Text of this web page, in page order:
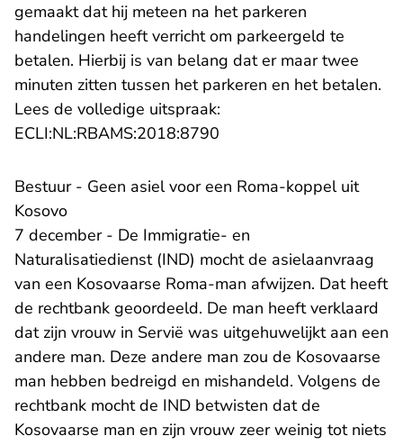
gemaakt dat hij meteen na het parkeren
handelingen heeft verricht om parkeergeld te
betalen. Hierbij is van belang dat er maar twee
minuten zitten tussen het parkeren en het betalen.
Lees de volledige uitspraak:
ECLI:NL:RBAMS:2018:8790
Bestuur - Geen asiel voor een Roma-koppel uit
Kosovo
7 december - De Immigratie- en
Naturalisatiedienst (IND) mocht de asielaanvraag
van een Kosovaarse Roma-man afwijzen. Dat heeft
de rechtbank geoordeeld. De man heeft verklaard
dat zijn vrouw in Servië was uitgehuwelijkt aan een
andere man. Deze andere man zou de Kosovaarse
man hebben bedreigd en mishandeld. Volgens de
rechtbank mocht de IND betwisten dat de
Kosovaarse man en zijn vrouw zeer weinig tot niets